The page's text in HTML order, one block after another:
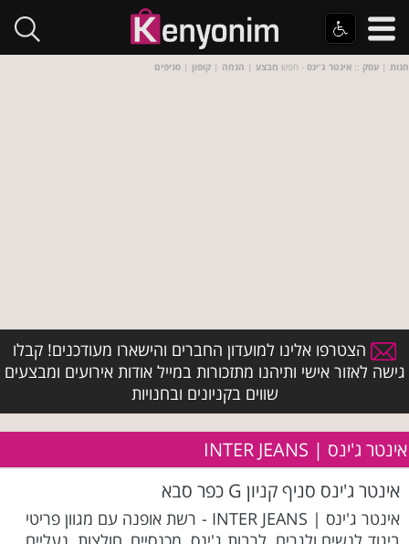
חנות | עסק :: אינטר ג'ינס - חפש מבצע | הנחה | קופון | סניפים
הצטרפו אלינו למועדון החברים והישארו מעודכנים! קבלו
גישה לאזור אישי ותיהנו מתזכורות במייל אודות אירועים ומבצעים
שווים בקניונים ובחנויות
אינטר ג'ינס | INTER JEANS
אינטר ג'ינס סניף קניון G כפר סבא
אינטר ג'ינס | INTER JEANS - רשת אופנה עם מגוון פריטי